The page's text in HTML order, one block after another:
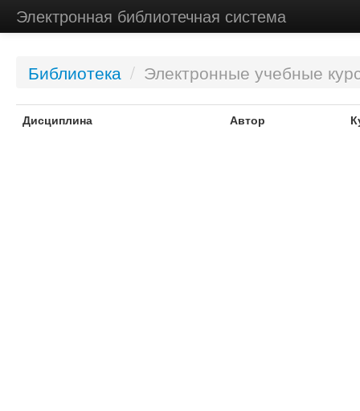
Электронная библиотечная система
Библиотека / Электронные учебные
Дисциплина Автор